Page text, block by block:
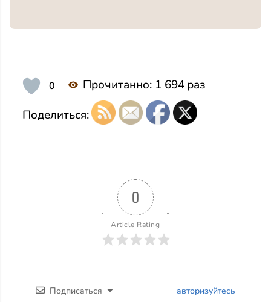
0 Прочитанно: 1 694 раз
Поделиться:
0
Article Rating
Подписаться авторизуйтесь